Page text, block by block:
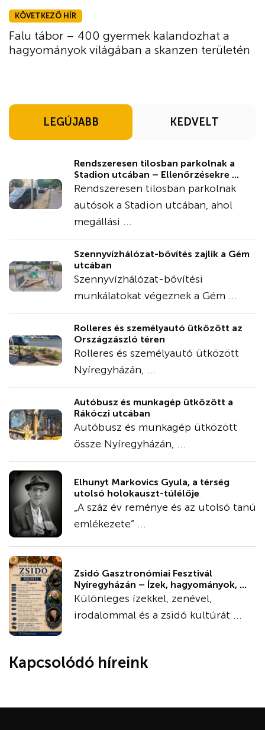
KÖVETKEZŐ HÍR
Falu tábor – 400 gyermek kalandozhat a
hagyományok világában a skanzen területén
LEGÚJABB KEDVELT
Rendszeresen tilosban parkolnak a
Stadion utcában – Ellenőrzésekre ...
Rendszeresen tilosban parkolnak
autósok a Stadion utcában, ahol
megállási ...
Szennyvízhálózat-bővítés zajlik a Gém
utcában
Szennyvízhálózat-bővítési
munkálatokat végeznek a Gém ...
Rolleres és személyautó ütközött az
Országzászló téren
Rolleres és személyautó ütközött
Nyíregyházán, ...
Autóbusz és munkagép ütközött a
Rákóczi utcában
Autóbusz és munkagép ütközött
össze Nyíregyházán, ...
Elhunyt Markovics Gyula, a térség
utolsó holokauszt-túlélője
„A száz év reménye és az utolsó tanú
emlékezete” ...
Zsidó Gasztronómiai Fesztivál
Nyíregyházán – Ízek, hagyományok, ...
Különleges ízekkel, zenével,
irodalommal és a zsidó kultúrát ...
Kapcsolódó híreink